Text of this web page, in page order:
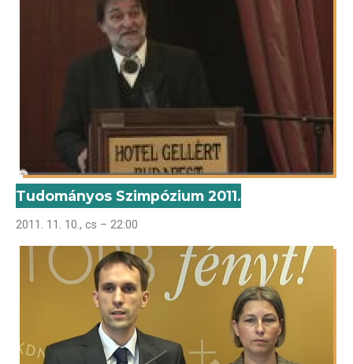
Tudományos Szimpózium 2011.
2011. 11. 10., cs – 22:00